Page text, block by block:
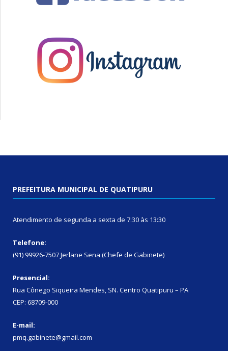
PREFEITURA MUNICIPAL DE QUATIPURU
Atendimento de segunda a sexta de 7:30 às 13:30
Telefone:
(91) 99926-7507 Jerlane Sena (Chefe de Gabinete)
Presencial:
Rua Cônego Siqueira Mendes, SN. Centro Quatipuru – PA
CEP: 68709-000
E-mail:
pmq.gabinete@gmail.com